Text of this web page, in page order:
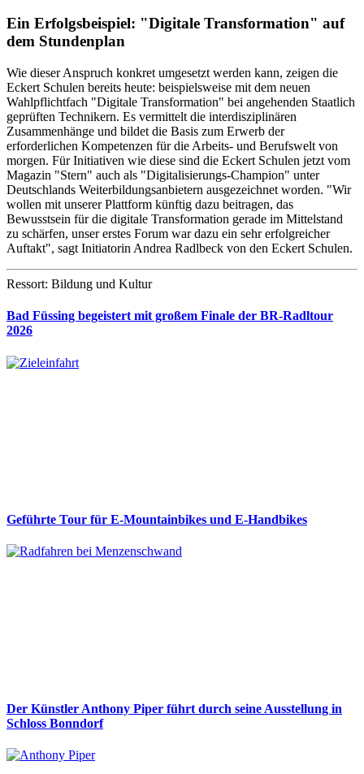
Ein Erfolgsbeispiel: "Digitale Transformation" auf
dem Stundenplan
Wie dieser Anspruch konkret umgesetzt werden kann, zeigen die
Eckert Schulen bereits heute: beispielsweise mit dem neuen
Wahlpflichtfach "Digitale Transformation" bei angehenden Staatlich
geprüften Technikern. Es vermittelt die interdisziplinären
Zusammenhänge und bildet die Basis zum Erwerb der
erforderlichen Kompetenzen für die Arbeits- und Berufswelt von
morgen. Für Initiativen wie diese sind die Eckert Schulen jetzt vom
Magazin "Stern" auch als "Digitalisierungs-Champion" unter
Deutschlands Weiterbildungsanbietern ausgezeichnet worden. "Wir
wollen mit unserer Plattform künftig dazu beitragen, das
Bewusstsein für die digitale Transformation gerade im Mittelstand
zu schärfen, unser erstes Forum war dazu ein sehr erfolgreicher
Auftakt", sagt Initiatorin Andrea Radlbeck von den Eckert Schulen.
Ressort: Bildung und Kultur
Bad Füssing begeistert mit großem Finale der BR-Radltour
2026
Geführte Tour für E-Mountainbikes und E-Handbikes
Der Künstler Anthony Piper führt durch seine Ausstellung in
Schloss Bonndorf